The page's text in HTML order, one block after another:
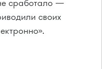
сработало —
своих